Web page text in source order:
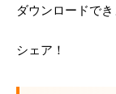
ダウンロードでき
シェア！